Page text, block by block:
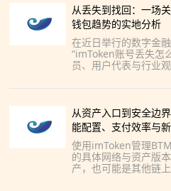
从丢失到找回：一场
钱包趋势的实地分析
在近日举行的数字金
“imToken账号丢失怎
员、用户代表与行业
包，平台通常不掌
从资产入口到安全边
能配置、支付效率与
使用imToken管理
的具体网络与资产版
产，也可能是其他链